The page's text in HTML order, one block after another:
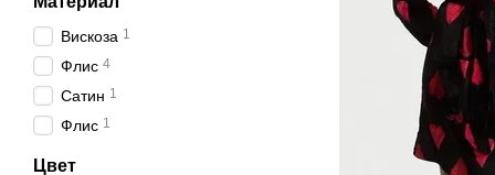
Вискоза 1
Флис 4
Сатин 1
Флис 1
Цвет